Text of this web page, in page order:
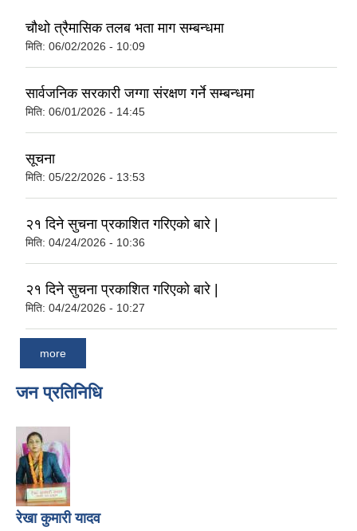
चौथो त्रैमासिक तलब भता माग सम्बन्धमा
मिति: 06/02/2026 - 10:09
सार्वजनिक सरकारी जग्गा संरक्षण गर्ने सम्बन्धमा
मिति: 06/01/2026 - 14:45
सूचना
मिति: 05/22/2026 - 13:53
२१ दिने सुचना प्रकाशित गरिएको बारे |
मिति: 04/24/2026 - 10:36
२१ दिने सुचना प्रकाशित गरिएको बारे |
मिति: 04/24/2026 - 10:27
more
जन प्रतिनिधि
रेखा कुमारी यादव